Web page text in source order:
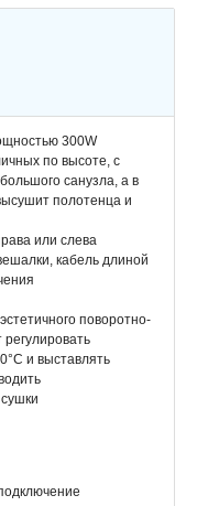
300W
по высоте, с
санузла, а в
полотенца и
или слева
кабель длиной
поворотно-
и выставлять